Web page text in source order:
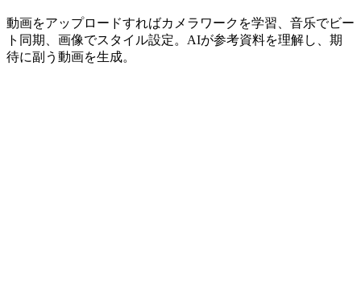
動画をアップロードすればカメラワークを学習、音乐でビー
ト同期、画像でスタイル設定。AIが参考資料を理解し、期
待に副う動画を生成。